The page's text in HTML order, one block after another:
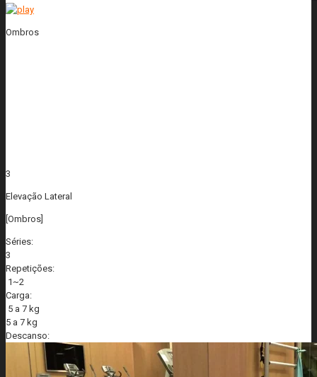
Ombros
3
Elevação Lateral
[Ombros]
Séries:
3
Repetições:
1~2
Carga:
5 a 7 kg
5 a 7 kg
Descanso: